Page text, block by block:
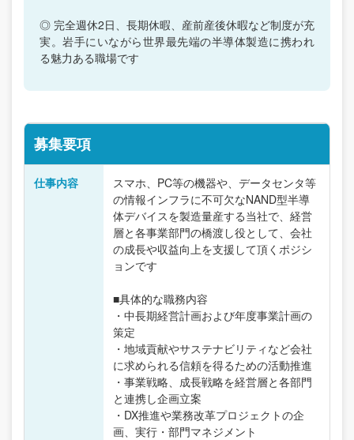
◎ 完全週休2日、長期休暇、産前産後休暇など制度が充
実。岩手にいながら世界最先端の半導体製造に携われ
る魅力ある職場です
募集要項
仕事内容
スマホ、PC等の機器や、データセンタ等
の情報インフラに不可欠なNAND型半導
体デバイスを製造量産する当社で、経営
層と各事業部門の橋渡し役として、会社
の成長や収益向上を支援して頂くポジシ
ョンです
■具体的な職務内容
・中長期経営計画および年度事業計画の
策定
・地域貢献やサステナビリティなど会社
に求められる信頼を得るための活動推進
・事業戦略、成長戦略を経営層と各部門
と連携し企画立案
・DX推進や業務改革プロジェクトの企
画、実行・部門マネジメント